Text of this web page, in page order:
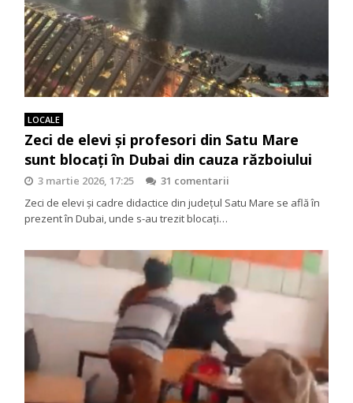
LOCALE
Zeci de elevi și profesori din Satu Mare
sunt blocați în Dubai din cauza războiului
3 martie 2026, 17:25
31 comentarii
Zeci de elevi și cadre didactice din județul Satu Mare se află în
prezent în Dubai, unde s-au trezit blocați…